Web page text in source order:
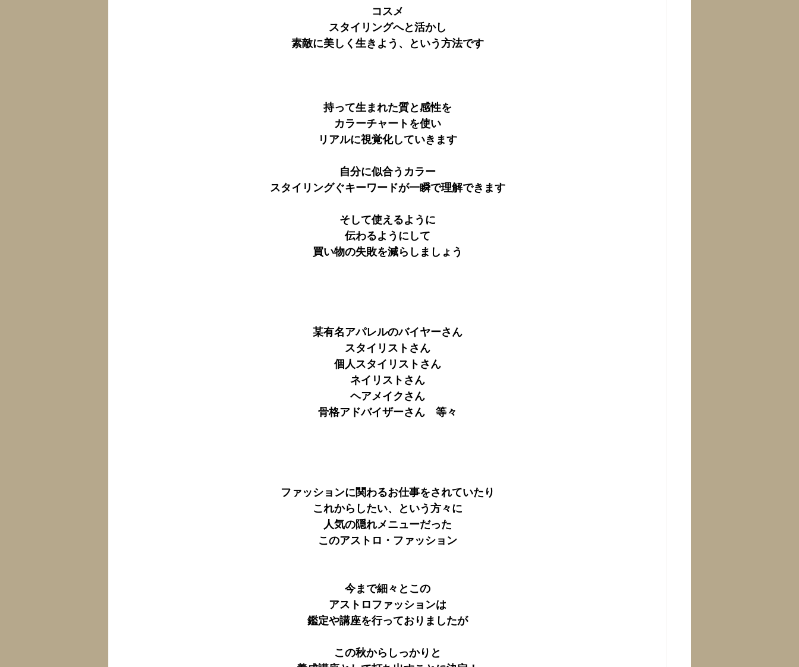
コスメ
スタイリングへと活かし
素敵に美しく生きよう、という方法です
持って生まれた質と感性を
カラーチャートを使い
リアルに視覚化していきます
自分に似合うカラー
スタイリングぐキーワードが一瞬で理解できます
そして使えるように
伝わるようにして
買い物の失敗を減らしましょう
某有名アパレルのバイヤーさん
スタイリストさん
個人スタイリストさん
ネイリストさん
ヘアメイクさん
骨格アドバイザーさん　等々
ファッションに関わるお仕事をされていたり
これからしたい、という方々に
人気の隠れメニューだった
このアストロ・ファッション
今まで細々とこの
アストロファッションは
鑑定や講座を行っておりましたが
この秋からしっかりと